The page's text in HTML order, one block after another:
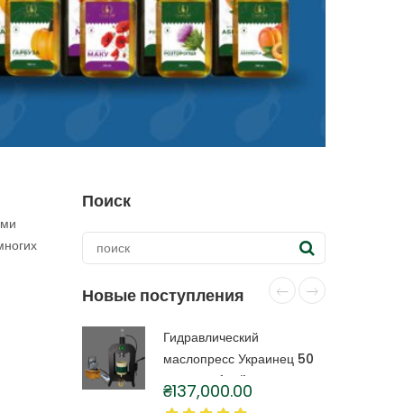
Поиск
Новые поступления
Гидравлический
маслопресс Украинец 50
тонн CraftOil с
капролоновой бочкой 6
₴137,000.00